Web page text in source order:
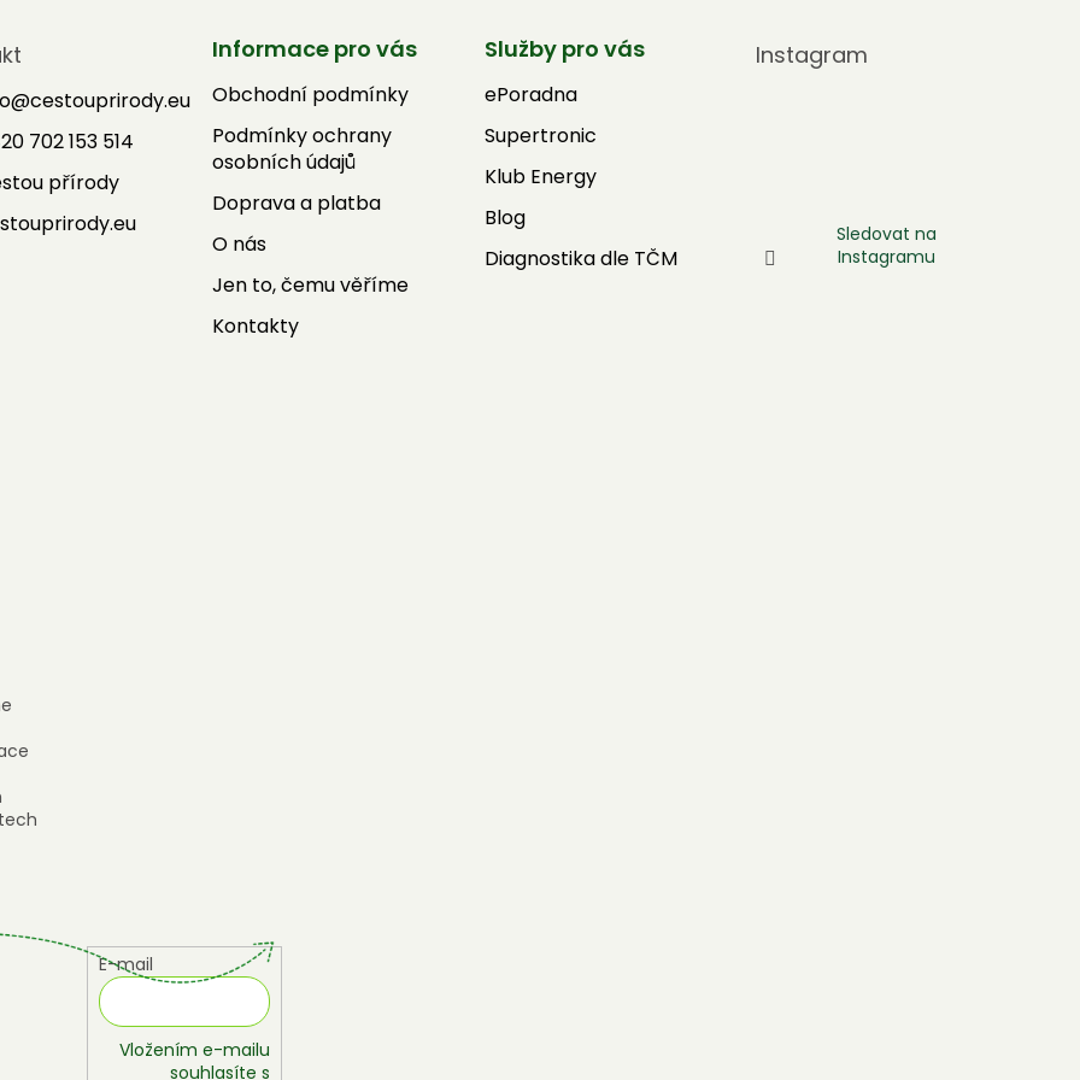
@cestouprirody.eu
702 153 514
přírody
Informace pro vás
Obchodní podmínky
Podmínky ochrany
osobních údajů
Doprava a platba
O nás
Jen to, čemu věříme
Kontakty
Služby pro vás
ePoradna
Supertronic
Klub Energy
Blog
Diagnostika dle TČM
Instagram
Sledovat na
Instagramu
E-mail
Vložením e-mailu
souhlasíte s